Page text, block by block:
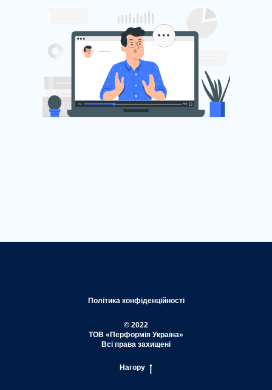
Політика конфіденційності
© 2022
ТОВ «Перформія Україна»
Всі права захищені
Нагору